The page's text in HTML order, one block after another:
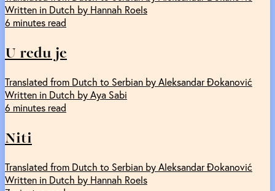
Written in Dutch by Hannah Roels
6 minutes read
U redu je
Translated from Dutch to Serbian by Aleksandar Đokanović
Written in Dutch by Aya Sabi
6 minutes read
Niti
Translated from Dutch to Serbian by Aleksandar Đokanović
Written in Dutch by Hannah Roels